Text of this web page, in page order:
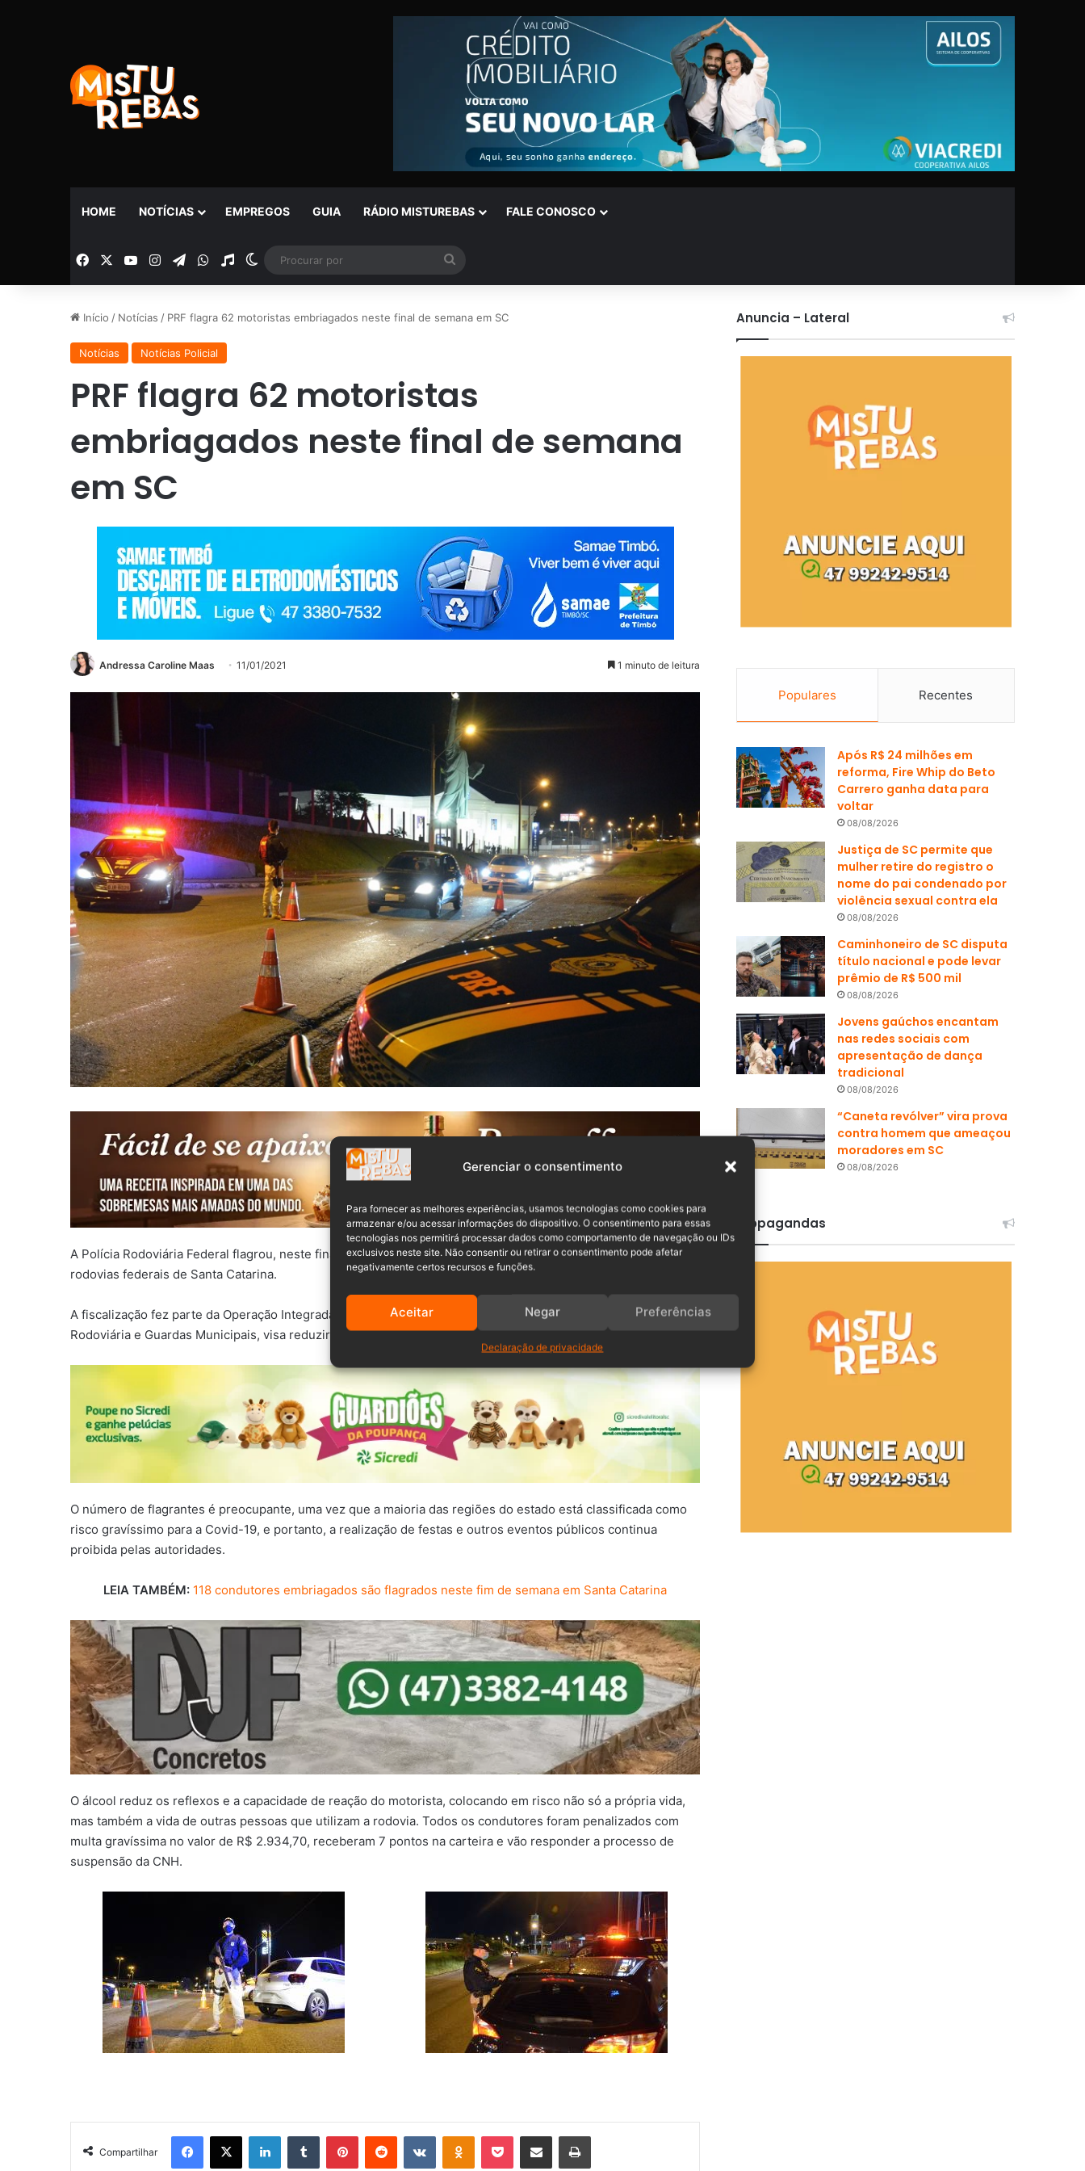
Gerenciar o consentimento
Para fornecer as melhores experiências, usamos tecnologias como cookies para
armazenar e/ou acessar informações do dispositivo. O consentimento para essas
tecnologias nos permitirá processar dados como comportamento de navegação ou IDs
exclusivos neste site. Não consentir ou retirar o consentimento pode afetar
negativamente certos recursos e funções.
Aceitar Negar Preferências
Declaração de privacidade
HOME NOTÍCIAS EMPREGOS GUIA RÁDIO MISTUREBAS FALE CONOSCO
Facebook YouTubeInstagramTelegramWhatsApp
Rádio Switch skin
por
Início / Notícias / PRF flagra 62 motoristas embriagados neste final de semana em SC
Notícias Notícias Policial
PRF flagra 62 motoristas
embriagados neste final de semana
em SC
Andressa Caroline Maas 11/01/2021 1 minuto de leitura
A Polícia Rodoviária Federal flagrou, neste final de semana, 62 motoristas dirigindo sob efeito de álcool nas
rodovias federais de Santa Catarina.
A fiscalização fez parte da Operação Integrada Rodovida, que em conjunto com Polícia Militar, Polícia Militar
Rodoviária e Guardas Municipais, visa reduzir os acidentes de trânsito durante a temporada de verão.
O número de flagrantes é preocupante, uma vez que a maioria das regiões do estado está classificada como
risco gravíssimo para a Covid-19, e portanto, a realização de festas e outros eventos públicos continua
proibida pelas autoridades.
LEIA TAMBÉM: 118 condutores embriagados são flagrados neste fim de semana em Santa Catarina
O álcool reduz os reflexos e a capacidade de reação do motorista, colocando em risco não só a própria vida,
mas também a vida de outras pessoas que utilizam a rodovia. Todos os condutores foram penalizados com
multa gravíssima no valor de R$ 2.934,70, receberam 7 pontos na carteira e vão responder a processo de
suspensão da CNH.
Compartilhar
Anuncia – Lateral
Populares Recentes
Após R$ 24 milhões em
reforma, Fire Whip do Beto
Carrero ganha data para
voltar
08/08/2026
Justiça de SC permite que
mulher retire do registro o
nome do pai condenado por
violência sexual contra ela
08/08/2026
Caminhoneiro de SC disputa
título nacional e pode levar
prêmio de R$ 500 mil
08/08/2026
Jovens gaúchos encantam
nas redes sociais com
apresentação de dança
tradicional
08/08/2026
“Caneta revólver” vira prova
contra homem que ameaçou
moradores em SC
08/08/2026
Propagandas